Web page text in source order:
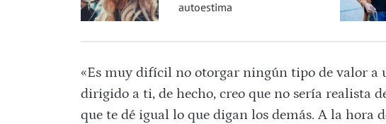
autoestima
«Es muy difícil no otorgar ningún tipo de valor a
dirigido a ti, de hecho, creo que no sería realista
que te dé igual lo que digan los demás. A la hora